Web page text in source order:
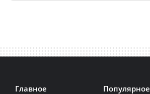
Главное Популярное